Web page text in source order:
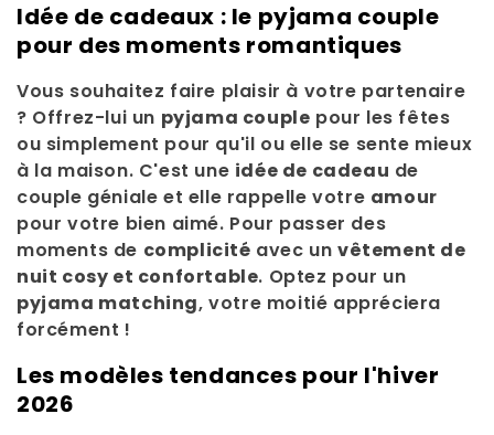
Idée de cadeaux : le pyjama couple
pour des moments romantiques
Vous souhaitez faire plaisir à votre partenaire
? Offrez-lui un pyjama couple pour les fêtes
ou simplement pour qu'il ou elle se sente mieux
à la maison. C'est une idée de cadeau de
couple géniale et elle rappelle votre amour
pour votre bien aimé. Pour passer des
moments de complicité avec unvêtement de
nuit cosy et confortable. Optez pour un
pyjama matching, votre moitié appréciera
forcément !
Les modèles tendances pour l'hiver
2026